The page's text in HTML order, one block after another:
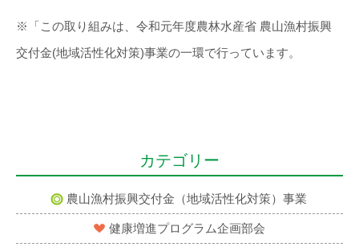
※「この取り組みは、令和元年度農林水産省 農山漁村振興
交付金(地域活性化対策)事業の一環で行っています。
カテゴリー
農山漁村振興交付金（地域活性化対策）事業
健康増進プログラム企画部会